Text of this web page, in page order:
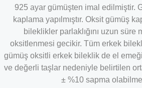
925 ayar gümüşten imal edilmiştir.
kaplama yapılmıştır. Oksit gümüş
bileklikler parlaklığını uzun süre
oksitlenmesi gecikir. Tüm erkek
gümüş oksitli erkek bileklik de el
ve değerli taşlar nedeniyle belirtilen
± %10 sapma